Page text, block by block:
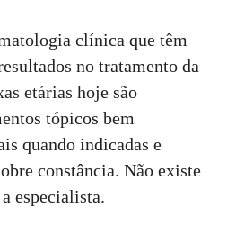
clínica que têm
no tratamento da
etárias hoje são
tópicos bem
quando indicadas e
constância. Não existe
especialista.